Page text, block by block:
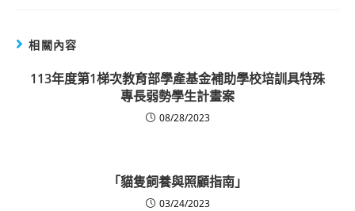
相關內容
113年度第1梯次教育部學產基金補助學校培訓具特殊
專長弱勢學生計畫案
08/28/2023
「貓隻飼養與照顧指南」
03/24/2023